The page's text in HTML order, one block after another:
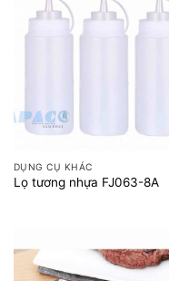
DỤNG CỤ KHÁC
Lọ tương nhựa FJ063-8A